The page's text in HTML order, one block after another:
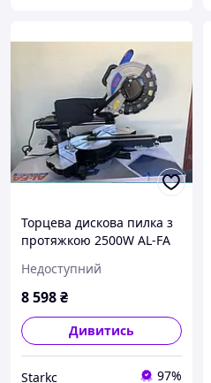
Торцева дискова пилка з
протяжкою 2500W AL-FA
мережева з протяжкою
гарантія 1 рік
Недоступний
8 598₴
Дивитись
Starkс 97%